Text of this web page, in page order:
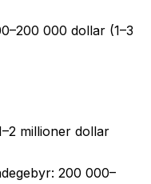
000 dollar (1–3
millioner dollar
200 000–